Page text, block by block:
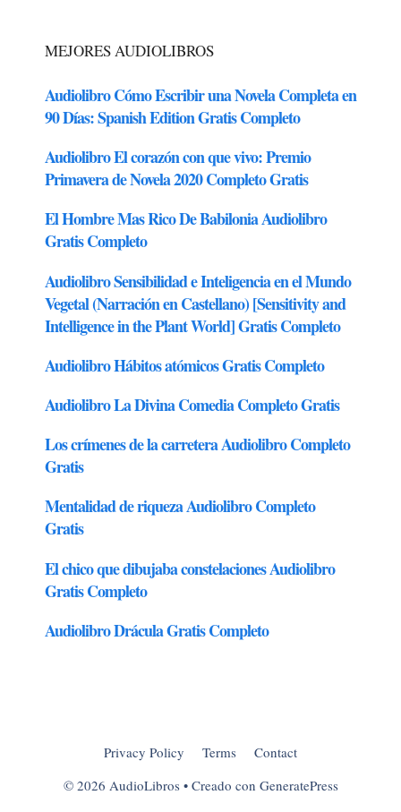
MEJORES AUDIOLIBROS
Privacy Policy Terms
Contact
© 2026 AudioLibros• Creado con GeneratePress